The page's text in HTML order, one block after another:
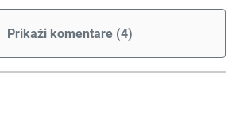
Prikaži komentare (4)